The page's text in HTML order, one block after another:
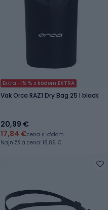
Extra -15 % s kódom EXTRA
Vak Orca RAZ1 Dry Bag 25 l black
20,99 €
17,84 €cena s kódom
Najnižšia cena: 18,89 €